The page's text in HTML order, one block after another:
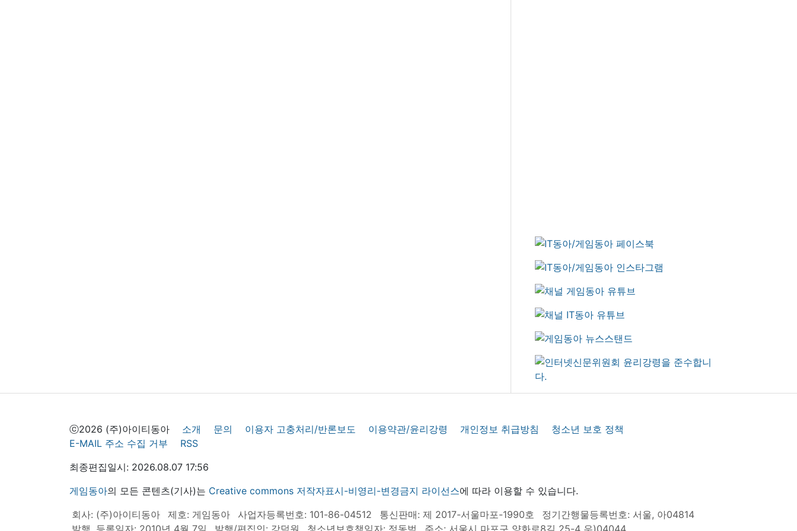
ⓒ2026 (주)아이티동아 소개 문의 이용자 고충처리/반론보도 이용약관/윤리강령 개인정보 취급방침
청소년 보호 정책
E-MAIL 주소 수집 거부
RSS
최종편집일시: 2026.08.07 17:56
게임동아의 모든 콘텐츠(기사)는 Creative commons 저작자표시-비영리-변경금지 라이선스에 따라 이용할 수 있습니다.
회사: (주)아이티동아
제호: 게임동아 사업자등록번호: 101-86-04512 통신판매: 제 2017-서울마포-1990호
정기간행물등록번호: 서울, 아04814
발행, 등록일자: 2010년 4월 7일
발행/편집인: 강덕원 청소년보호책임자: 정동범 주소: 서울시 마포구 양화로8길 25-4 우)04044